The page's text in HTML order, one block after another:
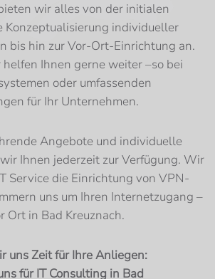
wir alles von der initialen
Konzeptualisierung individueller
bis hin zur Vor-Ort-Einrichtung an.
helfen Ihnen gerne weiter –so bei
oder umfassenden
für Ihr Unternehmen.
Angebote und individuelle
Ihnen jederzeit zur Verfügung. Wir
Service die Einrichtung von VPN-
uns um Ihren Internetzugang –
Ort in Bad Kreuznach.
uns Zeit für Ihre Anliegen:
für IT Consulting in Bad